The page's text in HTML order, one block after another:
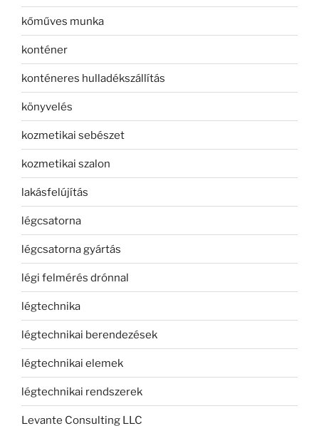
kőműves munka
konténer
konténeres hulladékszállítás
könyvelés
kozmetikai sebészet
kozmetikai szalon
lakásfelújítás
légcsatorna
légcsatorna gyártás
légi felmérés drónnal
légtechnika
légtechnikai berendezések
légtechnikai elemek
légtechnikai rendszerek
Levante Consulting LLC